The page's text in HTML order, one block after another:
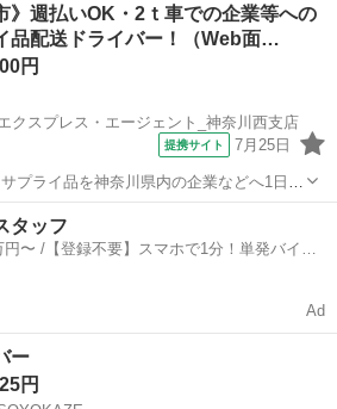
ら受ける受けないは自由となります。 配
》週払いOK・2ｔ車での企業等への
品配送ドライバー！（Web面…
円
クスプレス・エージェント_神奈川西支店
提携サイト 7月25日
プライ品を神奈川県内の企業などへ1日30
12,000円～
駅
タッフ
円〜 /【登録不要】スマホで1分！単発バイト
Ad
ー
円